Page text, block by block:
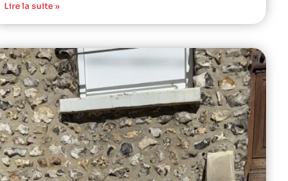
Lire la suite »